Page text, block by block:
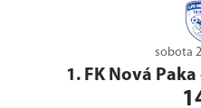
sobota
1. FK Nová Paka